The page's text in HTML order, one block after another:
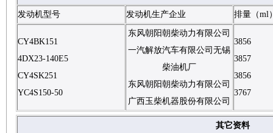
发动机型号 发动机生产企业 排量（ml
CY4BK151
4DX23-140E5
CY4SK251
YC4S150-50
东风朝阳朝柴动力有限公司
一汽解放汽车有限公司无锡
柴油机厂
东风朝阳朝柴动力有限公司
广西玉柴机器股份有限公司
3856
3857
3856
3767
其它资料